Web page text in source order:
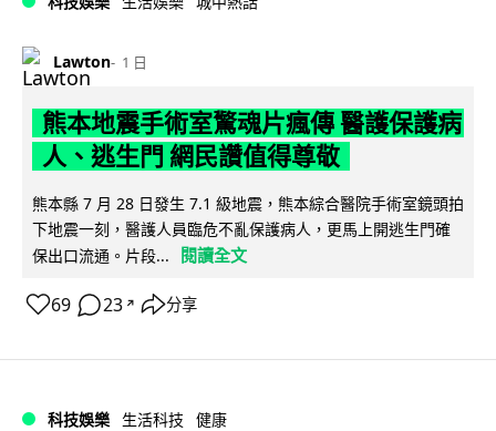
Lawton 1 日
熊本地震手術室驚魂片瘋傳 醫護保護病
人、逃生門 網民讚值得尊敬
熊本縣 7 月 28 日發生 7.1 級地震，熊本綜合醫院手術室鏡頭拍
下地震一刻，醫護人員臨危不亂保護病人，更馬上開逃生門確
保出口流通。片段...
閱讀全文
69 23 ↗ 分享
科技娛樂 生活科技 健康